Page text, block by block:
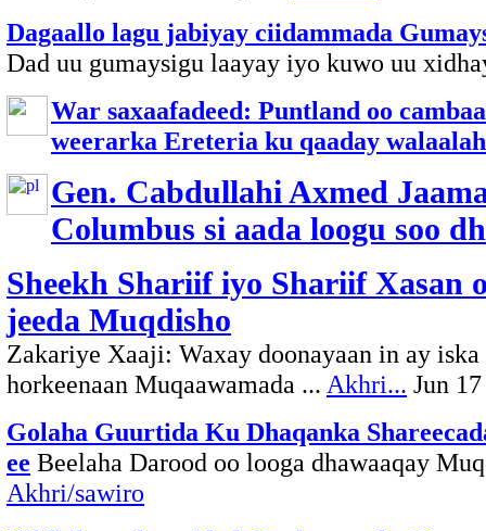
Dagaallo lagu jabiyay ciidammada
Dad uu gumaysigu laayay iyo kuwo uu
War saxaafadeed: Puntland oo
weerarka Ereteria ku qaaday
Gen. Cabdullahi Axmed
Columbus si aada loogu soo
Sheekh Shariif iyo Shariif Xasan
jeeda Muqdisho
Zakariye Xaaji: Waxay doonayaan in ay iska
horkeenaan Muqaawamada ... Akhri... Jun 17
Golaha Guurtida Ku Dhaqanka
ee Beelaha Darood oo looga dhawaaqay
Akhri/sawiro